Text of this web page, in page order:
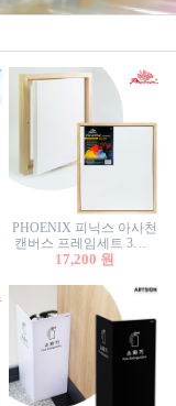
PHOENIX 피닉스 아사천
캔버스 프레임세트 3호F
27.3x22cm 캔버스와 올림
17,200 원